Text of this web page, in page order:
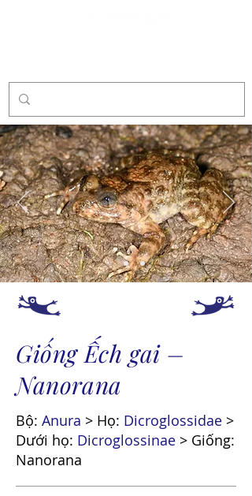
Giống Ếch gai–
Nanorana
Bộ: Anura > Họ: Dicroglossidae >
Dưới họ: Dicroglossinae > Giống:
Nanorana